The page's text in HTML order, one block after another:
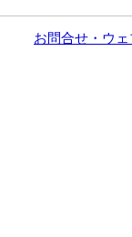
お問合せ・ウ